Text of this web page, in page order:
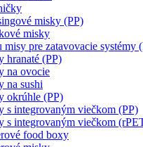
misky (PP)
misky
misy pre zatavovacie systémy
hranaté (PP)
na ovocie
na sushi
okrúhle (PP)
s integrovaným viečkom (PP)
s integrovaným viečkom
food boxy